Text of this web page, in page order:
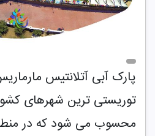
پارک آبی آتلانتیس
توریستی ترین شهرهای
محسوب می شود که در